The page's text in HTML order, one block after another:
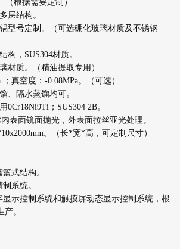
根据需要定制）
层结构。
型号定制。（可选硼化玻璃材质及不锈钢
，SUS304材质。
材质。（精油提取专用）
真空度：-0.08MPa。（可选）
、隔水蒸馏均可。
；SUS304 2B。
表面镜面抛光，外表面拉丝亚光处理。
。（长*宽*高，可定制尺寸）
式结构。
系统。
示控制系统和触摸屏动态显示控制系统，根
。